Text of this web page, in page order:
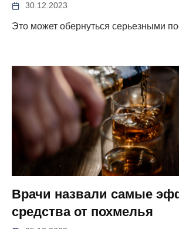
30.12.2023
Это может обернуться серьезными
Врачи назвали самые
средства от похмелья